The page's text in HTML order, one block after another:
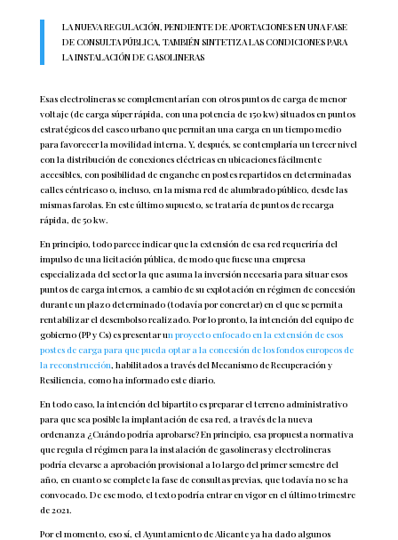
LA NUEVA REGULACIÓN, PENDIENTE DE APORTACIONES EN UNA FASE
DE CONSULTA PÚBLICA, TAMBIÉN SINTETIZA LAS CONDICIONES PARA
LA INSTALACIÓN DE GASOLINERAS
Esas electrolineras se complementarían con otros puntos de carga de menor
voltaje (de carga súper rápida, con una potencia de 150 kw) situados en puntos
estratégicos del casco urbano que permitan una carga en un tiempo medio
para favorecer la movilidad interna. Y, después, se contemplaría un tercer nivel
con la distribución de conexiones eléctricas en ubicaciones fácilmente
accesibles, con posibilidad de enganche en postes repartidos en determinadas
calles céntricaso o, incluso, en la misma red de alumbrado público, desde las
mismas farolas. En este último supuesto, se trataría de puntos de recarga
rápida, de 50 kw.
En principio, todo parece indicar que la extensión de esa red requeriría del
impulso de una licitación pública, de modo que fuese una empresa
especializada del sector la que asuma la inversión necesaria para situar esos
puntos de carga internos, a cambio de su explotación en régimen de concesión
durante un plazo determinado (todavía por concretar) en el que se permita
rentabilizar el desembolso realizado. Por lo pronto, la intención del equipo de
gobierno (PP y Cs) es presentar un proyecto enfocado en la extensión de esos
postes de carga para que pueda optar a la concesión de los fondos europeos de
la reconstrucción, habilitados a través del Mecanismo de Recuperación y
Resiliencia, como ha informado este diario.
En todo caso, la intención del bipartito es preparar el terreno administrativo
para que sea posible la implantación de esa red, a través de la nueva
ordenanza ¿Cuándo podría aprobarse? En principio, esa propuesta normativa
que regula el régimen para la instalación de gasolineras y electrolineras
podría elevarse a aprobación provisional a lo largo del primer semestre del
año, en cuanto se complete la fase de consultas previas, que todavía no se ha
convocado. De ese modo, el texto podría entrar en vigor en el último trimestre
de 2021.
Por el momento, eso sí, el Ayuntamiento de Alicante ya ha dado algunos